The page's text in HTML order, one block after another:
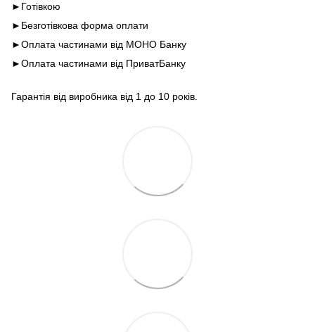
►Готівкою
►Безготівкова форма оплати
►Оплата частинами від МОНО Банку
►Оплата частинами від ПриватБанку
Гарантія від виробника від 1 до 10 років.